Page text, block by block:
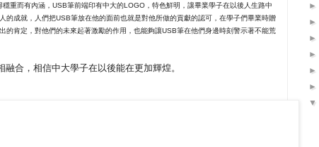
穩重而有內涵，USB筆前端印有中大的LOGO，特色鮮明，讓畢業學子在以後人生路中
的成就，人們把USB筆放在他的面前也就是對他所做的貢獻的認可，在學子們畢業時贈
的肯定，對他們的未來起著激勵的作用，也能夠讓USB筆在他們身邊時刻警示著不能荒
合，相信中大學子在以後能在更加輝煌。
►
►
►
►
►
►
▼